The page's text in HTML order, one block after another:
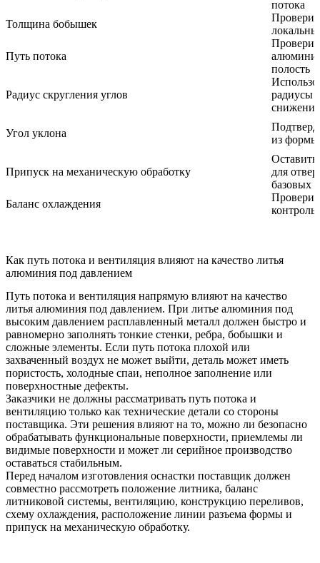
потока
Толщина бобышек
Путь потока
полость
Радиус скругления углов
радиусы
Угол уклона
из формы
Припуск на механическую обработку
Оставить
для
базовых
Баланс охлаждения
контроль
Как путь потока и вентиляция влияют на качество литья
алюминия под давлением
Путь потока и вентиляция напрямую влияют на качество
литья алюминия под давлением. При литье алюминия под
высоким давлением расплавленный металл должен быстро и
равномерно заполнять тонкие стенки, ребра, бобышки и
сложные элементы. Если путь потока плохой или
захваченный воздух не может выйти, деталь может иметь
пористость, холодные спаи, неполное заполнение или
поверхностные дефекты.
Заказчики не должны рассматривать путь потока и
вентиляцию только как технические детали со стороны
поставщика. Эти решения влияют на то, можно ли безопасно
обрабатывать функциональные поверхности, приемлемы ли
видимые поверхности и может ли серийное производство
оставаться стабильным.
Перед началом изготовления оснастки поставщик должен
совместно рассмотреть положение литника, баланс
литниковой системы, вентиляцию, конструкцию переливов,
схему охлаждения, расположение линии разъема формы и
припуск на механическую обработку.